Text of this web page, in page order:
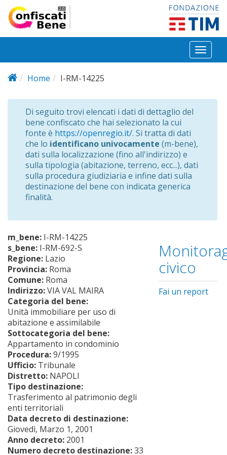
Salta al contenuto principale
Toggle
Home
I-RM-14225
Di seguito trovi elencati i dati di dettaglio del
bene confiscato che hai selezionato la cui
fonte è https://openregio.it/. Si tratta di dati
che lo identificano univocamente (m-bene),
dati sulla localizzazione (fino all'indirizzo) e
sulla tipologia (abitazione, terreno, ecc...), dati
sulla procedura giudiziaria e infine dati sulla
destinazione del bene con indicata generica
finalità.
m_bene: I-RM-14225
s_bene: I-RM-692-S
Regione: Lazio
Provincia: Roma
Comune: Roma
Indirizzo:VIA VAL MAIRA
Categoria del bene:
Unità immobiliare per uso di
abitazione e assimilabile
Sottocategoria del bene:
Appartamento in condominio
Procedura:9/1995
Ufficio: Tribunale
Distretto: NAPOLI
Tipo destinazione:
Trasferimento al patrimonio degli
enti territoriali
Data decreto di destinazione:
Giovedì, Marzo 1, 2001
Anno decreto: 2001
Numero decreto destinazione:33
civico
Fai un report